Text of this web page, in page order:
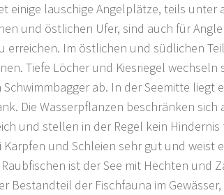
einige lauschige Angelplätze, teils unter
und östlichen Ufer, sind auch für
erreichen. Im östlichen und südlichen
Tiefe Löcher und Kiesriegel wechseln
ab. In der Seemitte liegt
Die Wasserpflanzen beschränken sich
und stellen in der Regel kein Hindernis
Karpfen und Schleien sehr gut und weist
ist der See mit Hechten und
Bestandteil der Fischfauna im